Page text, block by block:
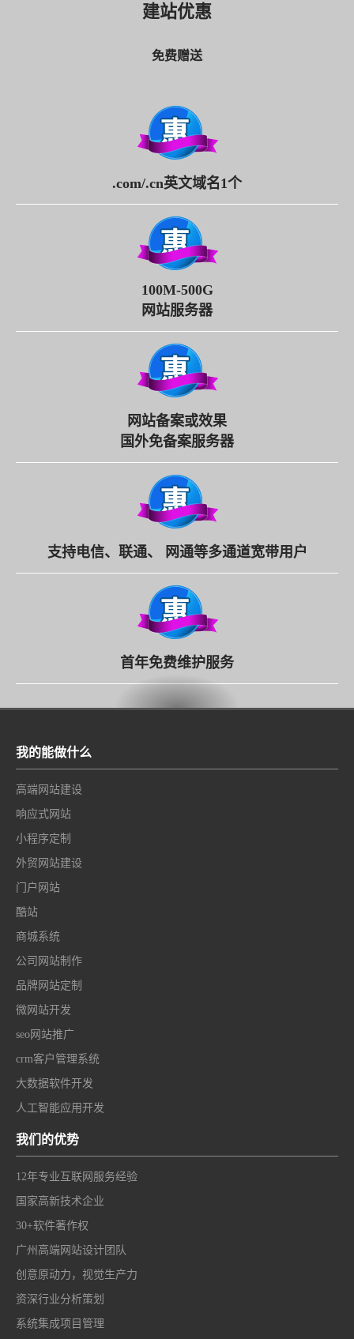
建站优惠
免费赠送
.com/.cn英文域名1个
100M-500G
网站服务器
网站备案或效果
国外免备案服务器
支持电信、联通、 网通等多通道宽带用户
首年免费维护服务
我的能做什么
高端网站建设
响应式网站
小程序定制
外贸网站建设
门户网站
酷站
商城系统
公司网站制作
品牌网站定制
微网站开发
seo网站推广
crm客户管理系统
大数据软件开发
人工智能应用开发
我们的优势
12年专业互联网服务经验
国家高新技术企业
30+软件著作权
广州高端网站设计团队
创意原动力，视觉生产力
资深行业分析策划
系统集成项目管理